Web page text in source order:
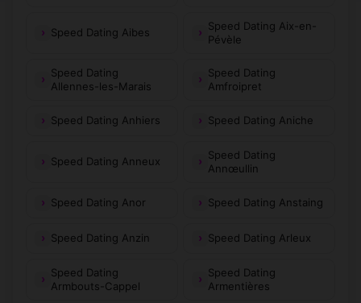
Speed Dating Aibes
Speed Dating Aix-en-
Pévèle
Speed Dating
Allennes-les-Marais
Speed Dating
Amfroipret
Speed Dating Anhiers Speed Dating Aniche
Speed Dating Anneux
Speed Dating
Annœullin
Speed Dating Anor Speed Dating Anstaing
Speed Dating Anzin Speed Dating Arleux
Speed Dating
Armbouts-Cappel
Speed Dating
Armentières